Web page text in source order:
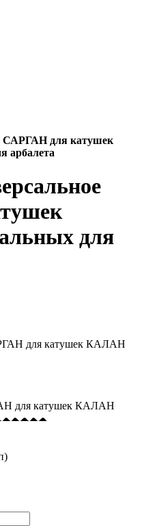
САРГАН для катушек
арбалета
для
для катушек КАЛАН